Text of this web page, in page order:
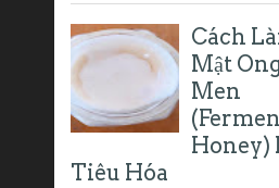
Cách
Mật
Men
Honey)
Tiêu Hóa